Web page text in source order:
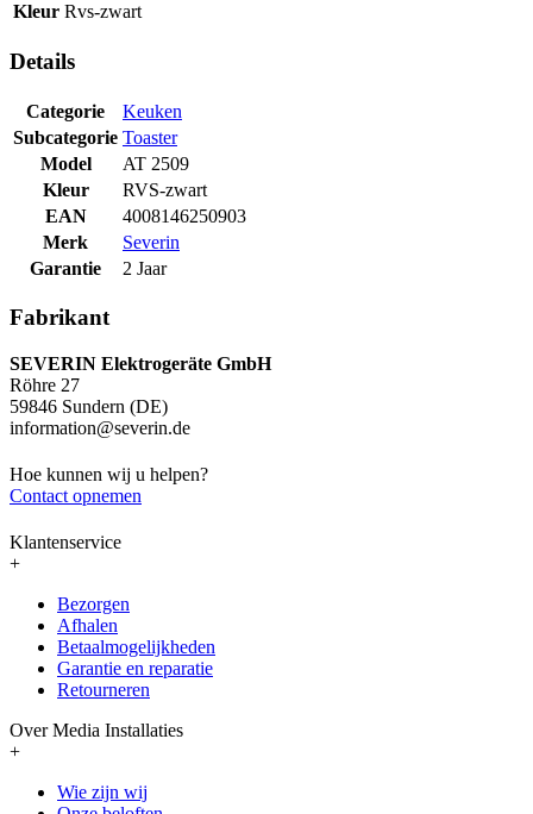
Kleur Rvs-zwart
Details
Categorie
Keuken
Subcategorie Toaster
Model
AT 2509
Kleur
RVS-zwart
EAN
4008146250903
Merk
Severin
Garantie
2 Jaar
Fabrikant
SEVERIN Elektrogeräte GmbH
Röhre 27
59846 Sundern (DE)
information@severin.de
Hoe kunnen wij u helpen?
Contact opnemen
Klantenservice
+
Bezorgen
Afhalen
Betaalmogelijkheden
Garantie en reparatie
Retourneren
Over Media Installaties
+
Wie zijn wij